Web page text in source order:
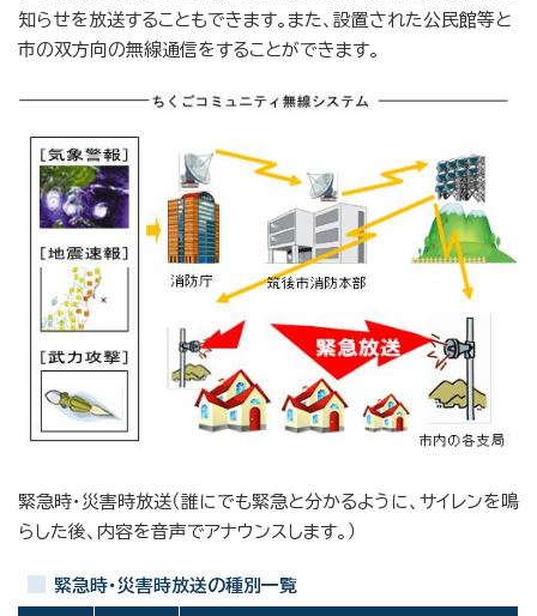
知らせを放送することもできます。また、設置された公民館等と
市の双方向の無線通信をすることができます。
緊急時・災害時放送（誰にでも緊急と分かるように、サイレンを鳴
らした後、内容を音声でアナウンスします。）
緊急時・災害時放送の種別一覧